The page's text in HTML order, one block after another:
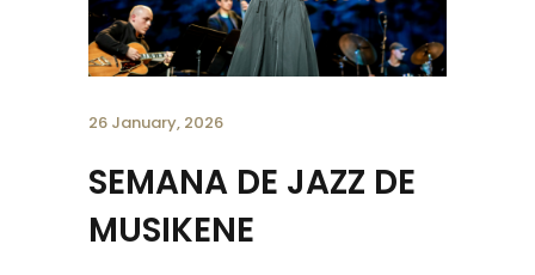
26 January, 2026
SEMANA DE JAZZ DE
MUSIKENE